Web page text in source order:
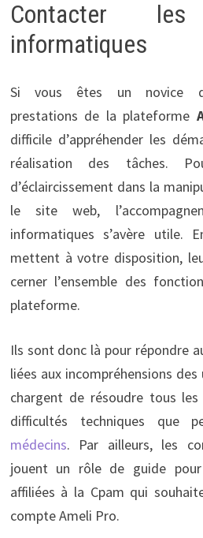
Contacter les
informatiques
Si vous êtes un novice
prestations de la plateforme
difficile d’appréhender les
réalisation des tâches.
d’éclaircissement dans la
le site web,
informatiques s’avère utile.
mettent à votre disposition,
cerner l’ensemble des
plateforme.
Ils sont donc là pour répondre
liées aux incompréhensions
chargent de résoudre tous
difficultés techniques que
médecins. Par ailleurs, les
jouent un rôle de guide
affiliées à la Cpam qui
compte Ameli Pro.